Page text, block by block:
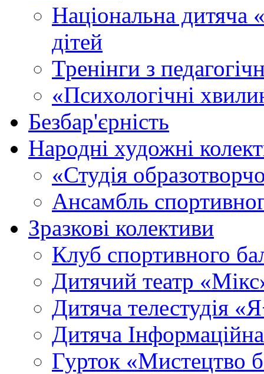
Національна дитяча
дітей
Тренінги з
«Психологічні
Безбар'єрність
Народні художні
«Студія
Ансамбль
Зразкові колективи
Клуб спортивного
Дитячий театр
Дитяча телестудія
Дитяча
Гурток «Мистецтво